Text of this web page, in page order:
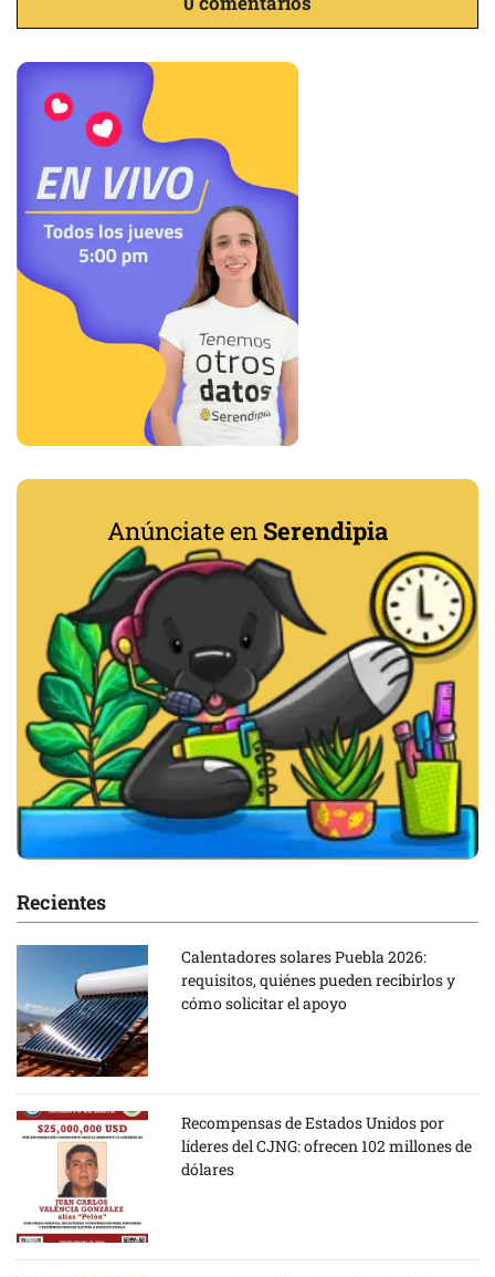
Anúnciate en Serendipia
Recientes
Calentadores solares Puebla 2026:
requisitos, quiénes pueden recibirlos y
cómo solicitar el apoyo
Recompensas de Estados Unidos por
líderes del CJNG: ofrecen 102 millones de
dólares